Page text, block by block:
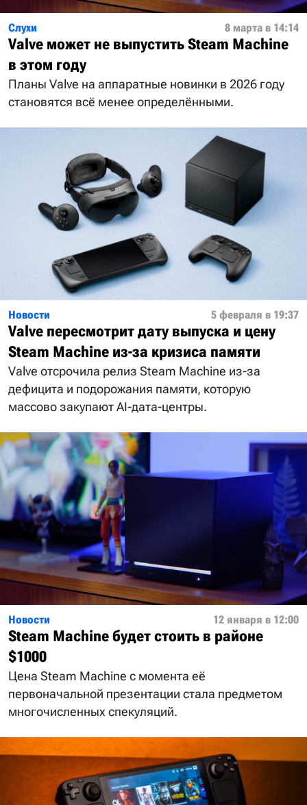
Слухи 8 марта в 14:14
Valve может не выпустить Steam Machine
в этом году
Планы Valve на аппаратные новинки в 2026 году
становятся всё менее определёнными.
Новости 5 февраля в 19:37
Valve пересмотрит дату выпуска и цену
Steam Machine из-за кризиса памяти
Valve отсрочила релиз Steam Machine из-за
дефицита и подорожания памяти, которую
массово закупают AI-дата-центры.
Новости 12 января в 12:00
Steam Machine будет стоить в районе
$1000
Цена Steam Machine с момента её
первоначальной презентации стала предметом
многочисленных спекуляций.